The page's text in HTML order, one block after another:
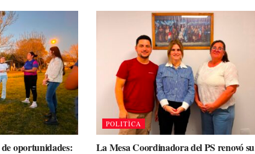
oportunidades:
POLITÌCA
La Mesa Coordinadora del PS renovó su